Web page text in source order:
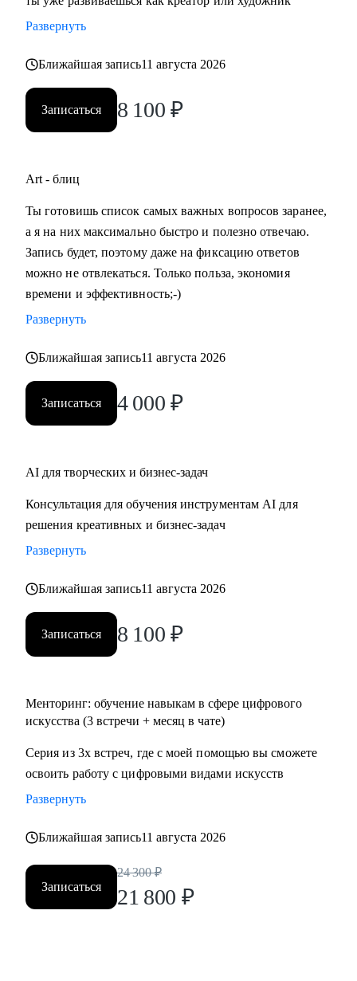
Развернуть
Ближайшая запись11 августа 2026
Записаться 8 100 ₽
Art - блиц
Ты готовишь список самых важных вопросов заранее,
а я на них максимально быстро и полезно отвечаю.
Запись будет, поэтому даже на фиксацию ответов
можно не отвлекаться. Только польза, экономия
времени и эффективность;-)
Развернуть
Ближайшая запись11 августа 2026
Записаться 4 000 ₽
AI для творческих и бизнес-задач
Консультация для обучения инструментам AI для
решения креативных и бизнес-задач
Развернуть
Ближайшая запись11 августа 2026
Записаться 8 100 ₽
Менторинг: обучение навыкам в сфере цифрового
искусства (3 встречи + месяц в чате)
Серия из 3х встреч, где с моей помощью вы сможете
освоить работу с цифровыми видами искусств
Развернуть
Ближайшая запись11 августа 2026
Записаться
24 300 ₽
21 800 ₽